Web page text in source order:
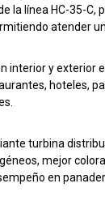
la línea HC-35-
atender
interior y
hoteles,
turbina
mejor
en